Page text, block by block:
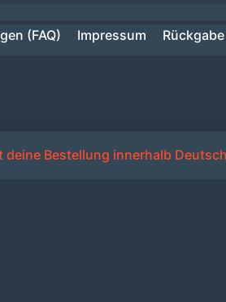
deine Bestellung innerhalb
(FAQ) Impressum Rückgabe